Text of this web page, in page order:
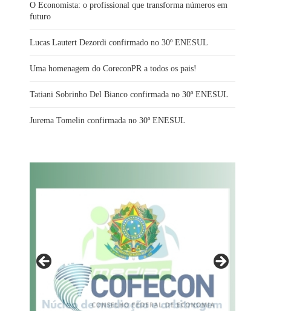
O Economista: o profissional que transforma números em
futuro
Lucas Lautert Dezordi confirmado no 30º ENESUL
Uma homenagem do CoreconPR a todos os pais!
Tatiani Sobrinho Del Bianco confirmada no 30º ENESUL
Jurema Tomelin confirmada no 30º ENESUL